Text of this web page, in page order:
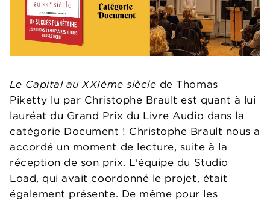
Le Capital au XXIème siècle de Thomas
Piketty lu par Christophe Brault est quant à lui
lauréat du Grand Prix du Livre Audio dans la
catégorie Document ! Christophe Brault nous a
accordé un moment de lecture, suite à la
réception de son prix. L'équipe du Studio
Load, qui avait coordonné le projet, était
également présente. De même pour les